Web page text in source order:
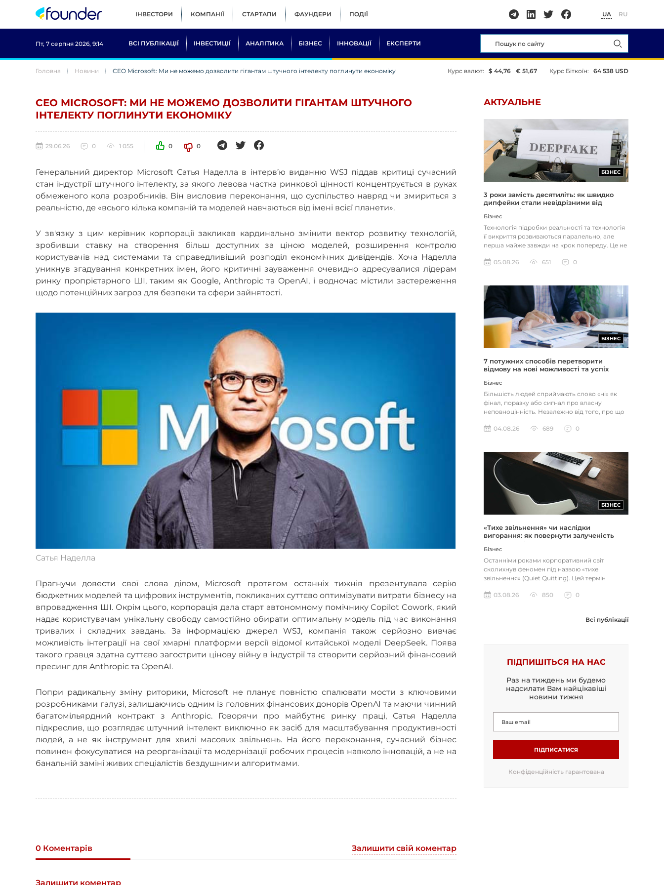
ІНВЕСТОРИ КОМПАНІЇ СТАРТАПИ ФАУНДЕРИ ПОДІЇ UA RU
Пт, 7 серпня 2026, 9:14 ВСІ ПУБЛІКАЦІЇ ІНВЕСТИЦІЇ АНАЛІТИКА БІЗНЕС ІННОВАЦІЇ ЕКСПЕРТИ
Головна Новини CEO Microsoft: Ми не можемо дозволити гігантам штучного інтелекту поглинути економіку Курс валют: $ 44,76 € 51,67 Курс Біткоїн: 64 538 USD
CEO MICROSOFT: МИ НЕ МОЖЕМО ДОЗВОЛИТИ ГІГАНТАМ ШТУЧНОГО
ІНТЕЛЕКТУ ПОГЛИНУТИ ЕКОНОМІКУ
29.06.26 0 1 055 0 0
Генеральний директор Microsoft Сатья Наделла в інтерв’ю виданню WSJ піддав критиці сучасний
стан індустрії штучного інтелекту, за якого левова частка ринкової цінності концентрується в руках
обмеженого кола розробників. Він висловив переконання, що суспільство навряд чи змириться з
реальністю, де «всього кілька компаній та моделей навчаються від імені всієї планети».
У зв'язку з цим керівник корпорації закликав кардинально змінити вектор розвитку технологій,
зробивши ставку на створення більш доступних за ціною моделей, розширення контролю
користувачів над системами та справедливіший розподіл економічних дивідендів. Хоча Наделла
уникнув згадування конкретних імен, його критичні зауваження очевидно адресувалися лідерам
ринку пропрієтарного ШІ, таким як Google, Anthropic та OpenAI, і водночас містили застереження
щодо потенційних загроз для безпеки та сфери зайнятості.
Сатья Наделла
Прагнучи довести свої слова ділом, Microsoft протягом останніх тижнів презентувала серію
бюджетних моделей та цифрових інструментів, покликаних суттєво оптимізувати витрати бізнесу на
впровадження ШІ. Окрім цього, корпорація дала старт автономному помічнику Copilot Cowork, який
надає користувачам унікальну свободу самостійно обирати оптимальну модель під час виконання
тривалих і складних завдань. За інформацією джерел WSJ, компанія також серйозно вивчає
можливість інтеграції на свої хмарні платформи версії відомої китайської моделі DeepSeek. Поява
такого гравця здатна суттєво загострити цінову війну в індустрії та створити серйозний фінансовий
пресинг для Anthropic та OpenAI.
Попри радикальну зміну риторики, Microsoft не планує повністю спалювати мости з ключовими
розробниками галузі, залишаючись одним із головних фінансових донорів OpenAI та маючи чинний
багатомільярдний контракт з Anthropic. Говорячи про майбутнє ринку праці, Сатья Наделла
підкреслив, що розглядає штучний інтелект виключно як засіб для масштабування продуктивності
людей, а не як інструмент для хвилі масових звільнень. На його переконання, сучасний бізнес
повинен фокусуватися на реорганізації та модернізації робочих процесів навколо інновацій, а не на
банальній заміні живих спеціалістів бездушними алгоритмами.
0 Коментарів Залишити свій коментар
Залишити коментар
АКТУАЛЬНЕ
БІЗНЕС
3 роки замість десятиліть: як швидко
дипфейки стали невідрізними від
реальності
Бізнес
Технологія підробки реальності та технологія
її викриття розвиваються паралельно, але
перша майже завжди на крок попереду. Це не
05.08.26
651 0
БІЗНЕС
7 потужних способів перетворити
відмову на нові можливості та успіх
Бізнес
Більшість людей сприймають слово «ні» як
фінал, поразку або сигнал про власну
неповноцінність. Незалежно від того, про що
04.08.26
689 0
БІЗНЕС
«Тихе звільнення» чи наслідки
вигорання: як повернути залученість
через сенс і мету
Бізнес
Останніми роками корпоративний світ
сколихнув феномен під назвою «тихе
звільнення» (Quiet Quitting). Цей термін
03.08.26
850 0
Всі публікації
ПІДПИШІТЬСЯ НА НАС
Раз на тиждень ми будемо
надсилати Вам найцікавіші
новини тижня
ПІДПИСАТИСЯ
Конфіденційність гарантована